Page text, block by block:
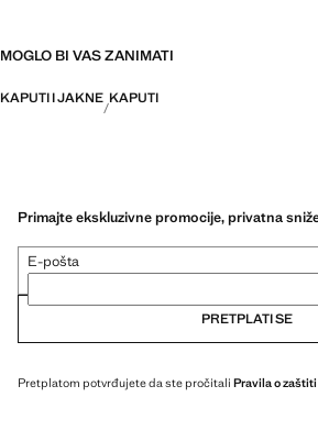
MOGLO BI VAS ZANIMATI
KAPUTI I JAKNE KAPUTI
Primajte ekskluzivne promocije, privatna
E-pošta
PRETPLATI SE
Pretplatom potvrđujete da ste pročitali Pravila o